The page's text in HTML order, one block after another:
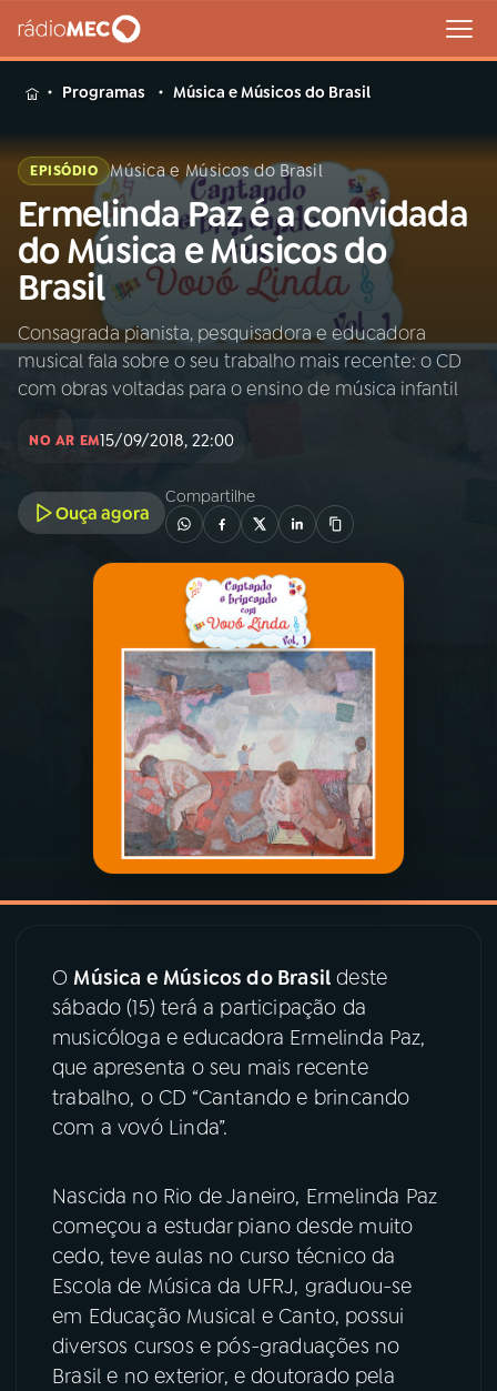
MENU
Buscar
na
Rádio
MEC
Buscar
Início AO VIVO
PROGRAMAS
PODCASTS
VIDEOCASTS
ÚLTIMAS
YouTube Facebook
Instagram X
Programas Música e Músicos do Brasil
EPISÓDIO Música e Músicos do Brasil
Ermelinda Paz é a convidada
do Música e Músicos do
Brasil
Consagrada pianista, pesquisadora e educadora
musical fala sobre o seu trabalho mais recente: o CD
com obras voltadas para o ensino de música infantil
NO AR EM15/09/2018, 22:00
Ouça agora
Compartilhe
O Música e Músicos do Brasil deste
sábado (15) terá a participação da
musicóloga e educadora Ermelinda Paz,
que apresenta o seu mais recente
trabalho, o CD “Cantando e brincando
com a vovó Linda”.
Nascida no Rio de Janeiro, Ermelinda Paz
começou a estudar piano desde muito
cedo, teve aulas no curso técnico da
Escola de Música da UFRJ, graduou-se
em Educação Musical e Canto, possui
diversos cursos e pós-graduações no
Brasil e no exterior, e doutorado pela